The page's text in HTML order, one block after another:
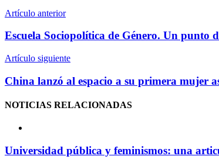
Artículo anterior
Escuela Sociopolítica de Género. Un punto
Artículo siguiente
China lanzó al espacio a su primera mujer
NOTICIAS RELACIONADAS
Universidad pública y feminismos: una